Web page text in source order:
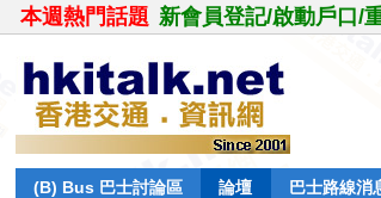
本週熱門話題 新會員登記/啟動戶口/
(B) Bus 巴士討論區 論壇 巴士路線消